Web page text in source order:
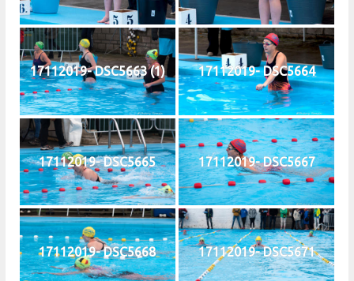
17112019- DSC5663 (1) 17112019- DSC5664
17112019- DSC5665 17112019- DSC5667
17112019- DSC5668 17112019- DSC5671